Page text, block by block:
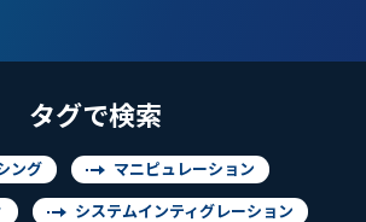
タグで検索
ング マニピュレーション
システムインティグレーション